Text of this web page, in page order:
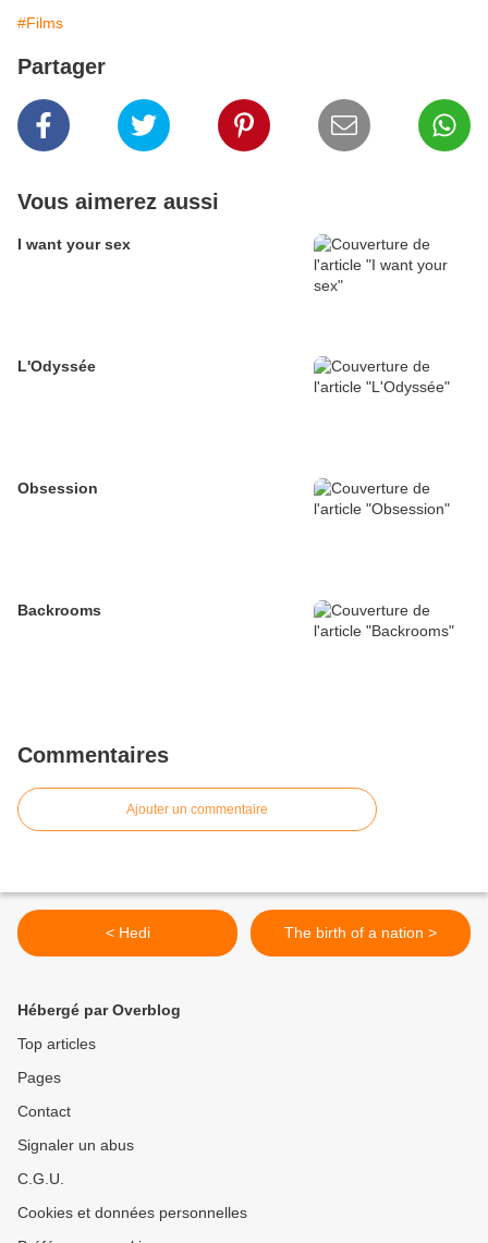
#Films
Partager
Vous aimerez aussi
I want your sex
L'Odyssée
Obsession
Backrooms
Commentaires
Ajouter un commentaire
< Hedi The birth of a nation >
Hébergé par Overblog
Top articles
Pages
Contact
Signaler un abus
C.G.U.
Cookies et données personnelles